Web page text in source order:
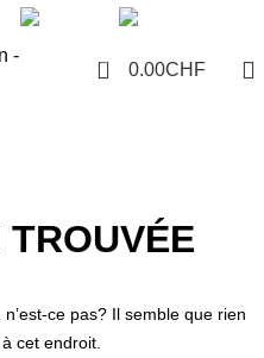
0 0.00CHF
TROUVÉE
ce pas? Il semble que rien
cet endroit.